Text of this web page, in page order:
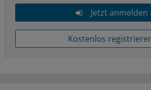
Jetzt anmelden
Kostenlos